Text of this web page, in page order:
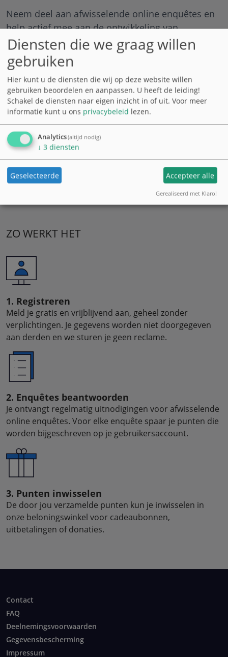
Neem deel aan afwisselende online enquêtes en
help actief mee aan de ontwikkeling van
producten van morgen. Voor elke enquête spaar
je punten die je kunt laten uitbetalen, inwisselen
voor cadeaubonnen of doneren.
100% conform de gegevensbescherming ●
eenvoudig ● gratis ● flexibel ● overal vandaan
Inloggen
ZO WERKT HET
1. Registreren
Meld je gratis en vrijblijvend aan, geheel zonder
verplichtingen. Je gegevens worden niet doorgegeven
aan derden en we sturen je geen reclame.
2. Enquêtes beantwoorden
Je ontvangt regelmatig uitnodigingen voor afwisselende
online enquêtes. Voor elke enquête spaar je punten die
worden bijgeschreven op je gebruikersaccount.
3. Punten inwisselen
De door jou verzamelde punten kun je inwisselen in
onze beloningswinkel voor cadeaubonnen,
uitbetalingen of donaties.
Contact
FAQ
Deelnemingsvoorwaarden
Gegevensbescherming
Impressum
Diensten die we graag willen
gebruiken
Hier kunt u de diensten die wij op deze website willen
gebruiken beoordelen en aanpassen. U heeft de leiding!
Schakel de diensten naar eigen inzicht in of uit. Voor meer
informatie kunt u ons privacybeleid lezen.
Analytics(altijd nodig)
↓ 3 diensten
Geselecteerde Accepteer alle
Gerealiseerd met Klaro!